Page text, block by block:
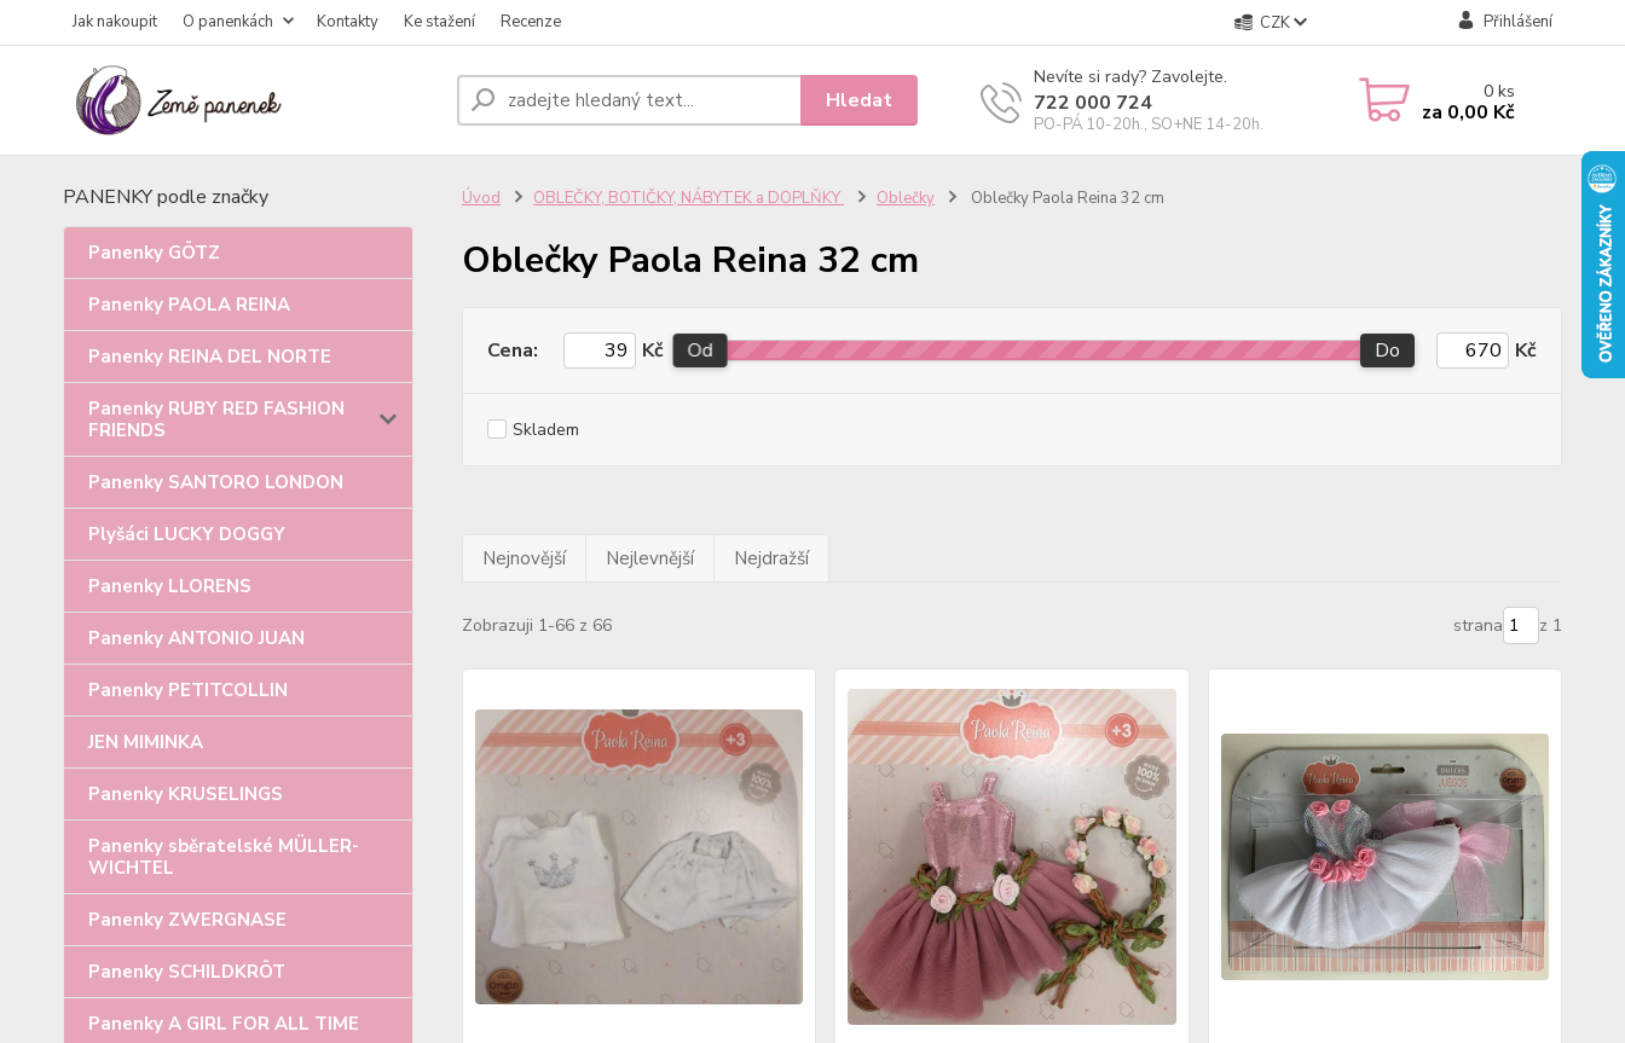
Jak nakoupit O panenkách Kontakty Ke stažení Recenze CZK Přihlášení
Hledat
Nevíte si rady? Zavolejte.
722 000 724
PO-PÁ 10-20h., SO+NE 14-20h.
0ks
za 0,00 Kč
PANENKY podle značky
Panenky GÖTZ
Panenky PAOLA REINA
Panenky REINA DEL NORTE
Panenky RUBY RED FASHION
FRIENDS
Panenky SANTORO LONDON
Plyšáci LUCKY DOGGY
Panenky LLORENS
Panenky ANTONIO JUAN
Panenky PETITCOLLIN
JEN MIMINKA
Panenky KRUSELINGS
Panenky sběratelské MÜLLER-
WICHTEL
Panenky ZWERGNASE
Panenky SCHILDKRÖT
Panenky A GIRL FOR ALL TIME
Úvod OBLEČKY, BOTIČKY, NÁBYTEK a DOPLŇKY Oblečky Oblečky Paola Reina 32 cm
Oblečky Paola Reina 32 cm
Cena: Kč Od Do Kč
Skladem
Nejnovější Nejlevnější Nejdražší
Zobrazuji 1-66 z 66 strana z 1